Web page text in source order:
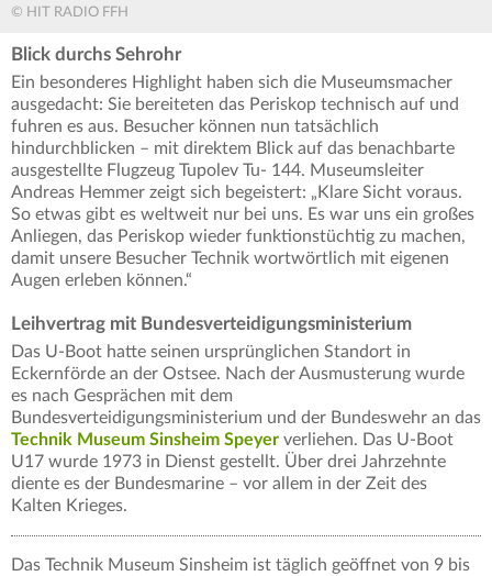
© HIT RADIO FFH
Blick durchs Sehrohr
Ein besonderes Highlight haben sich die Museumsmacher
ausgedacht: Sie bereiteten das Periskop technisch auf und
fuhren es aus. Besucher können nun tatsächlich
hindurchblicken – mit direktem Blick auf das benachbarte
ausgestellte Flugzeug Tupolev Tu- 144. Museumsleiter
Andreas Hemmer zeigt sich begeistert: „Klare Sicht voraus.
So etwas gibt es weltweit nur bei uns. Es war uns ein großes
Anliegen, das Periskop wieder funktionstüchtig zu machen,
damit unsere Besucher Technik wortwörtlich mit eigenen
Augen erleben können.“
Leihvertrag mit Bundesverteidigungsministerium
Das U-Boot hatte seinen ursprünglichen Standort in
Eckernförde an der Ostsee. Nach der Ausmusterung wurde
es nach Gesprächen mit dem
Bundesverteidigungsministerium und der Bundeswehr an das
Technik Museum Sinsheim Speyer verliehen. Das U-Boot
U17 wurde 1973 in Dienst gestellt. Über drei Jahrzehnte
diente es der Bundesmarine – vor allem in der Zeit des
Kalten Krieges.
Das Technik Museum Sinsheim ist täglich geöffnet von 9 bis